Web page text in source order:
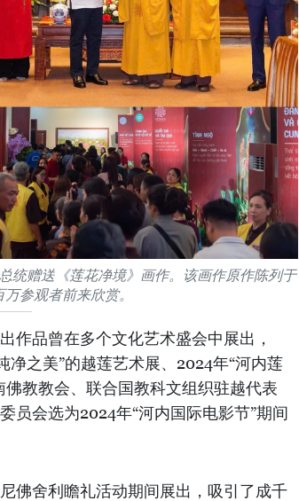
统赠送《莲花净境》画作。该画作原作陈列于
参观者前来欣赏。
作品曾在多个文化艺术盛会中展出，
之美”的越莲艺术展、2024年“河内莲
教教会、联合国教科文组织驻越代表
员会选为2024年“河内国际电影节”期间
佛舍利瞻礼活动期间展出，吸引了成千